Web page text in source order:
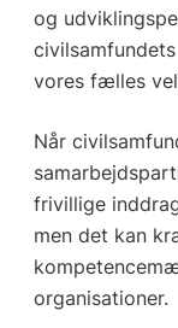
og
vores fælles
Når
frivillige
men det kan
organisationer.